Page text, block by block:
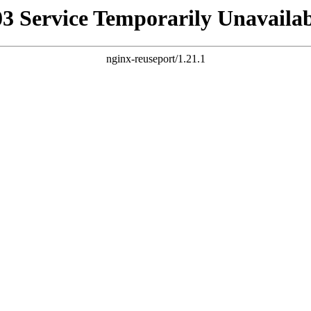
Service Temporarily
nginx-reuseport/1.21.1